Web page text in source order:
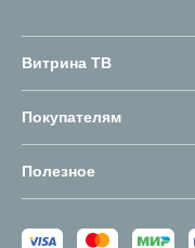
Витрина ТВ
Покупателям
Полезное